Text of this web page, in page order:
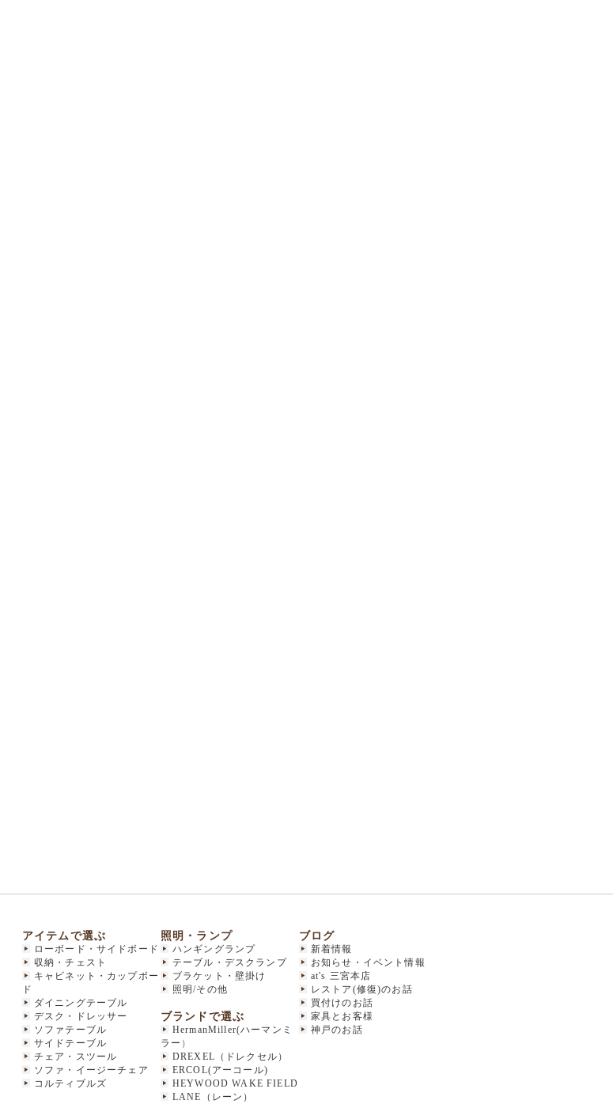
アイテムで選ぶ
ローボード・サイドボード
収納・チェスト
キャビネット・カップボー
ド
ダイニングテーブル
デスク・ドレッサー
ソファテーブル
サイドテーブル
チェア・スツール
ソファ・イージーチェア
コルティブルズ
照明・ランプ
ハンギングランプ
テーブル・デスクランプ
ブラケット・壁掛け
照明/その他
ブランドで選ぶ
HermanMiller(ハーマンミ
ラー ）
DREXEL（ドレクセル）
ERCOL(アーコール)
HEYWOOD WAKE FIELD
LANE（レーン）
ブログ
新着情報
お知らせ・イベント情報
at's 三宮本店
レストア(修復)のお話
買付けのお話
家具とお客様
神戸のお話